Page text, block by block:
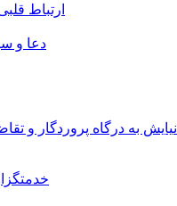
۶-۱۴
۶-۱۶
6-21 نیایش به درگاه
6-24